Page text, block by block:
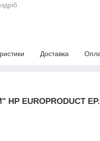
Доставка
НР EUROPRODUCT